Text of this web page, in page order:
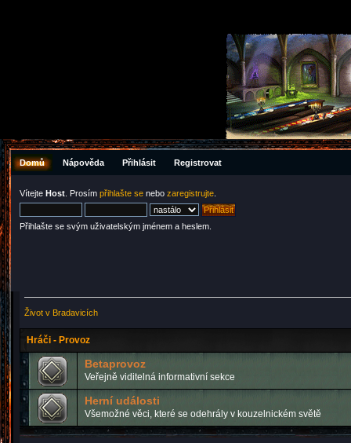
Domů Nápověda Přihlásit Registrovat
Vítejte Host . Prosím přihlašte se nebo zaregistrujte
Přihlašte se svým uživatelským jménem a heslem.
Život v Bradavicích
Hráči - Provoz
Betaprovoz
Veřejně viditelná informativní sekce
Herní události
Všemožné věci, které se odehrály v kouzelnickém světě